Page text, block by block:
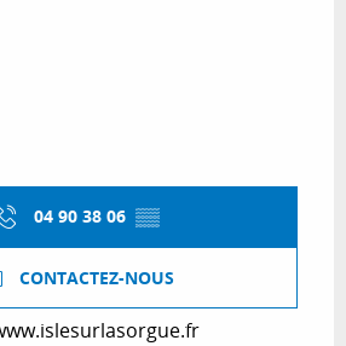
04 90 38 06 ▒▒
CONTACTEZ-NOUS